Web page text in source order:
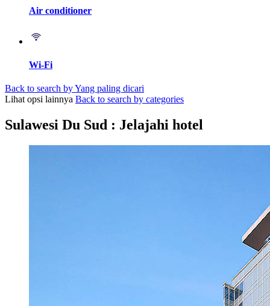
Air conditioner
Wi-Fi
Back to search by Yang paling dicari
Lihat opsi lainnya Back to search by categories
Sulawesi Du Sud : Jelajahi hotel